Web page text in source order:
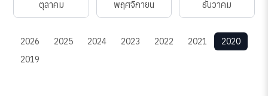
ตุลาคม พฤศจิกายน ธันวาคม
2026 2025 2024 2023 2022 2021
2020
2019